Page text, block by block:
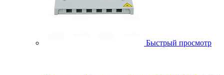
Быстрый просмотр